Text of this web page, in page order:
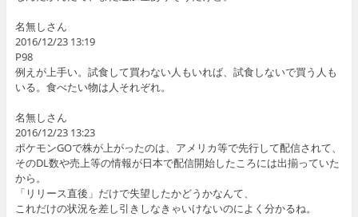
名無しさん
2016/12/23 13:19
P98
例えが上手い。試食して買わない人もいれば、試食しないで買う人も
いる。食べたい物は人それぞれ。
名無しさん
2016/12/23 13:23
ポケモンGOで株が上がったのは、アメリカ等で先行して配信されて、
そのDL数や売上等の情報が日本で配信開始したころには出揃っていた
から。
「リリース直後」だけで失望したかどうかなんて、
これだけの状況を差し引きしなきゃいけないのによく分かるね。